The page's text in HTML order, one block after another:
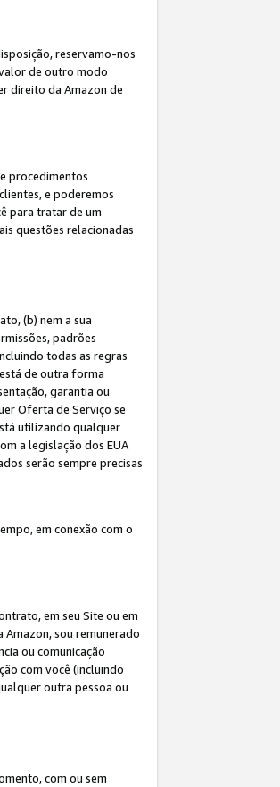
reservamo-nos
de outro modo
direito da Amazon de
procedimentos
e poderemos
para tratar de um
questões relacionadas
(b) nem a sua
padrões
todas as regras
de outra forma
garantia ou
Oferta de Serviço se
utilizando qualquer
a legislação dos EUA
serão sempre precisas
em conexão com o
em seu Site ou em
sou remunerado
ou comunicação
com você (incluindo
outra pessoa ou
com ou sem